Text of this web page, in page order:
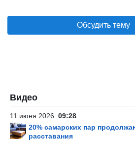
Обсудить тему
Видео
11 июня 2026 09:28
20% самарских пар
расставания